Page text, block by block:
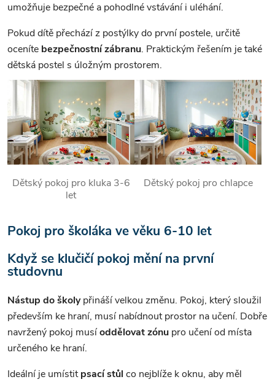
umožňuje bezpečné a pohodlné vstávání i uléhání.
Pokud dítě přechází z postýlky do první postele, určitě
oceníte bezpečnostní zábranu. Praktickým řešením je také
dětská postel s úložným prostorem.
Dětský pokoj pro kluka 3-6
let
Dětský pokoj pro chlapce
Pokoj pro školáka ve věku 6-10 let
Když se klučičí pokoj mění na první
studovnu
Nástup do školypřináší velkou změnu. Pokoj, který sloužil
především ke hraní, musí nabídnout prostor na učení. Dobře
navržený pokoj musíoddělovat zónu pro učení od místa
určeného ke hraní.
Ideální je umístitpsací stůl co nejblíže k oknu, aby měl